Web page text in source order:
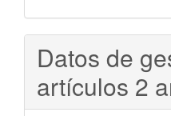
Datos de
artículos 2